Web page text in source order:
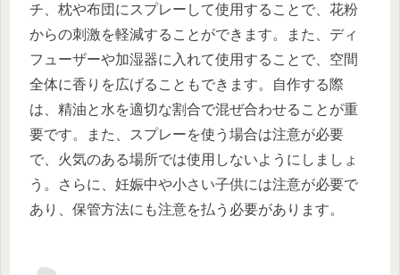
チ、枕や布団にスプレーして使用することで、花粉
からの刺激を軽減することができます。また、ディ
フューザーや加湿器に入れて使用することで、空間
全体に香りを広げることもできます。自作する際
は、精油と水を適切な割合で混ぜ合わせることが重
要です。また、スプレーを使う場合は注意が必要
で、火気のある場所では使用しないようにしましょ
う。さらに、妊娠中や小さい子供には注意が必要で
あり、保管方法にも注意を払う必要があります。